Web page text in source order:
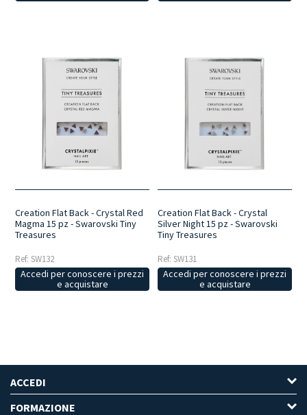
Creation Flat Back - Crystal Red
Magma 15 pz - Swarovski Tiny
Treasures
Ref: SW132
Accedi per conoscere i prezzi
e acquistare
Creation Flat Back - Crystal
Silver Night 15 pz - Swarovski
Tiny Treasures
Ref: SW131
Accedi per conoscere i prezzi
e acquistare
ACCEDI
FORMAZIONE